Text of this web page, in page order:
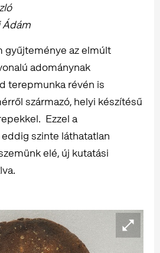
Ádám
gyűjteménye az elmúlt
adománynak
terepmunka révén is
származó, helyi készítésű
Ezzel a
szinte láthatatlan
elé, új kutatási